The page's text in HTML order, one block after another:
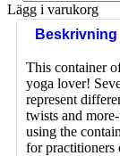
Lägg i varukorg
Beskrivning
This container
yoga lover!
represent
twists and
using the
for practitioners